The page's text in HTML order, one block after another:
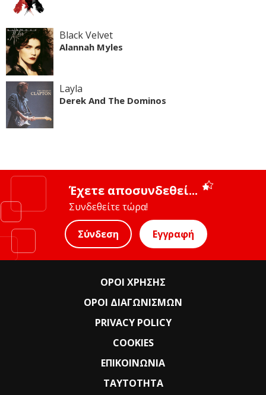
Black Velvet
Alannah Myles
Layla
Derek And The Dominos
Έχετε αποσυνδεθεί...
Συνδεθείτε τώρα!
Σύνδεση Εγγραφή
ΟΡΟΙ ΧΡΗΣΗΣ
ΟΡΟΙ ΔΙΑΓΩΝΙΣΜΩΝ
PRIVACY POLICY
COOKIES
ΕΠΙΚΟΙΝΩΝΙΑ
ΤΑΥΤΟΤΗΤΑ